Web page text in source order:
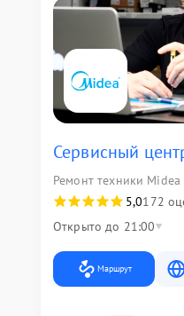
Сервисный
Ремонт техники Midea
5,0172
Открыто до 21:00
Маршрут